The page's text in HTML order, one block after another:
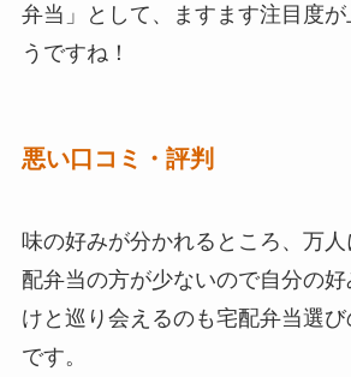
弁当」として、ますます注目度
うですね！
悪い口コミ・評判
味の好みが分かれるところ、万
配弁当の方が少ないので自分の
けと巡り会えるのも宅配弁当選
です。